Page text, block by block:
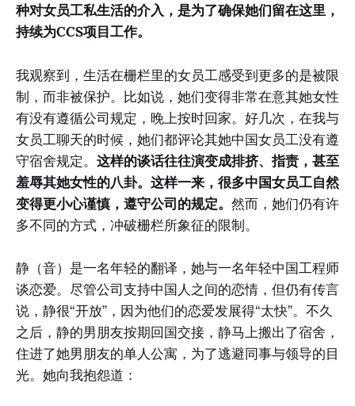
种对女员工私生活的介入，是为了确保她们留在这里，
持续为CCS项目工作。
我观察到，生活在栅栏里的女员工感受到更多的是被限
制，而非被保护。比如说，她们变得非常在意其她女性
有没有遵循公司规定，晚上按时回家。好几次，在我与
女员工聊天的时候，她们都评论其她中国女员工没有遵
守宿舍规定。 这样的谈话往往演变成排挤、指责，甚至
羞辱其她女性的八卦。这样一来，很多中国女员工自然
变得更小心谨慎，遵守公司的规定。 然而，她们仍有许
多不同的方式，冲破栅栏所象征的限制。
静（音）是一名年轻的翻译，她与一名年轻中国工程师
谈恋爱。尽管公司支持中国人之间的恋情，但仍有传言
说，静很“开放”，因为他们的恋爱发展得“太快”。不久
之后，静的男朋友按期回国交接，静马上搬出了宿舍，
住进了她男朋友的单人公寓，为了逃避同事与领导的目
光。她向我抱怨道：